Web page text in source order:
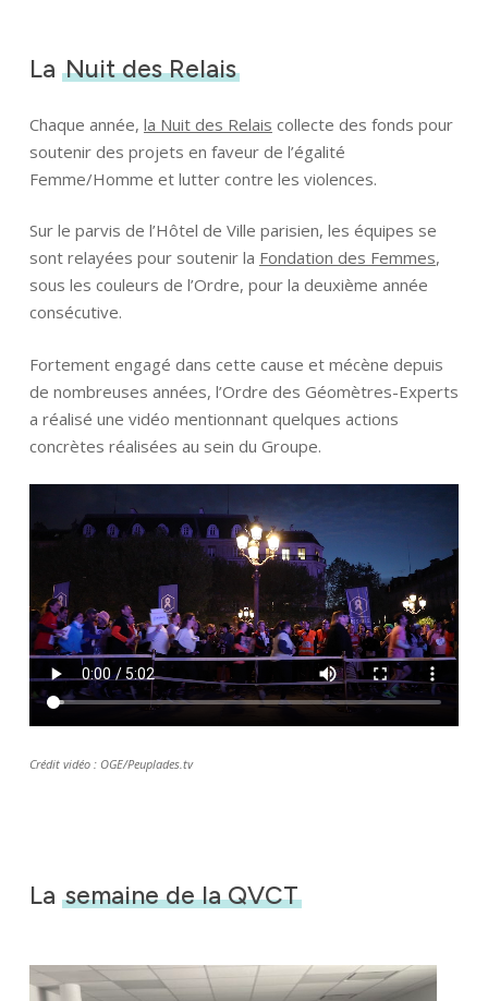
La Nuit des Relais
Chaque année, la Nuit des Relais collecte des fonds pour
soutenir des projets en faveur de l’égalité
Femme/Homme et lutter contre les violences.
Sur le parvis de l’Hôtel de Ville parisien, les équipes se
sont relayées pour soutenir la Fondation des Femmes,
sous les couleurs de l’Ordre, pour la deuxième année
consécutive.
Fortement engagé dans cette cause et mécène depuis
de nombreuses années, l’Ordre des Géomètres-Experts
a réalisé une vidéo mentionnant quelques actions
concrètes réalisées au sein du Groupe.
Crédit vidéo : OGE/Peuplades.tv
La semaine de la QVCT
Agences
Filiales